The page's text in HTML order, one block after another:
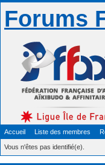
Forums
Accueil Liste des membres
Vous n'êtes pas identifié(e).